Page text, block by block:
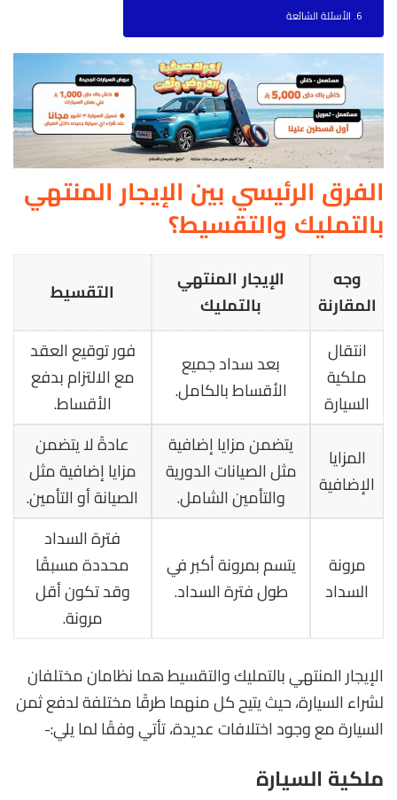
الأسئلة الشائعة
الفرق الرئيسي بين الإيجار المنتهي
بالتمليك والتقسيط؟
وجه
المقارنة
الإيجار المنتهي
بالتمليك
التقسيط
انتقال
ملكية
السيارة
بعد سداد جميع
الأقساط بالكامل.
فور توقيع العقد
مع الالتزام بدفع
الأقساط.
المزايا
الإضافية
يتضمن مزايا إضافية
مثل الصيانات الدورية
والتأمين الشامل.
عادةً لا يتضمن
مزايا إضافية مثل
الصيانة أو التأمين.
مرونة
السداد
يتسم بمرونة أكبر في
طول فترة السداد.
فترة السداد
محددة مسبقًا
وقد تكون أقل
مرونة.
الإيجار المنتهي بالتمليك والتقسيط هما نظامان مختلفان
لشراء السيارة، حيث يتيح كل منهما طرقًا مختلفة لدفع ثمن
السيارة مع وجود اختلافات عديدة، تأتي وفقًا لما يلي:-
ملكية السيارة